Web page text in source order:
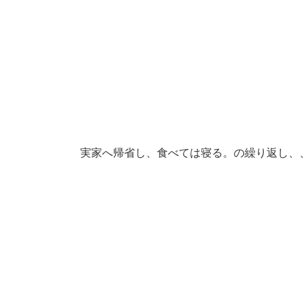
実家へ帰省し、食べては寝る。の繰り返し、